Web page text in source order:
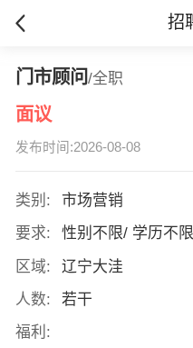
招
门市顾问/全职
面议
发布时间:2026-08-08
类别:
市场营销
要求:
性别不限/ 学历不
区域:
辽宁大洼
人数:
若干
福利: